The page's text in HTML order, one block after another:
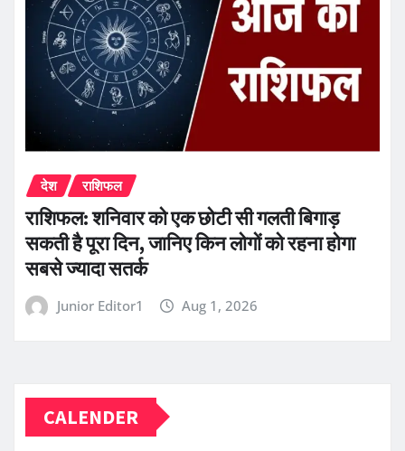
देश राशिफल
राशिफल: शनिवार को एक छोटी सी गलती बिगाड़
सकती है पूरा दिन, जानिए किन लोगों को रहना होगा
सबसे ज्यादा सतर्क
Junior Editor1 Aug 1, 2026
CALENDER